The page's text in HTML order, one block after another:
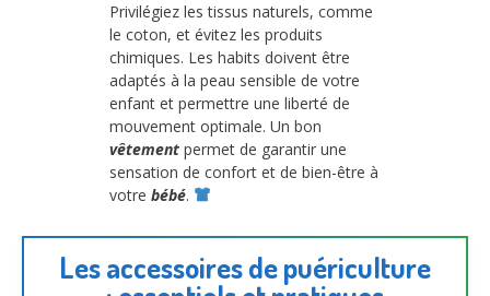
Privilégiez les tissus naturels, comme
le coton, et évitez les produits
chimiques. Les habits doivent être
adaptés à la peau sensible de votre
enfant et permettre une liberté de
mouvement optimale. Un bon
vêtement permet de garantir une
sensation de confort et de bien-être à
votre bébé.
Les accessoires de puériculture